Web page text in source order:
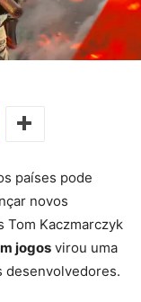
países pode
novos
Tom Kaczmarczyk
jogos virou uma
desenvolvedores.